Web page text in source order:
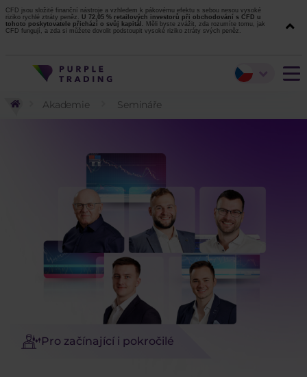
CFD jsou složité finanční nástroje a vzhledem k pákovému efektu s sebou nesou vysoké
riziko rychlé ztráty peněz. U 72,05 % retailových investorů při obchodování s CFD u
tohoto poskytovatele přichází o svůj kapitál. Měli byste zvážit, zda rozumíte tomu, jak
CFD fungují, a zda si můžete dovolit podstoupit vysoké riziko ztráty svých peněz.
Akademie Semináře
Pro začínající i pokročilé